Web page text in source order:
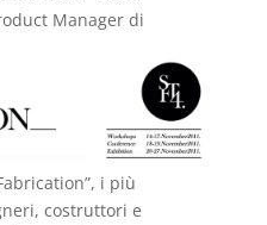
Manager di
i più
costruttori e